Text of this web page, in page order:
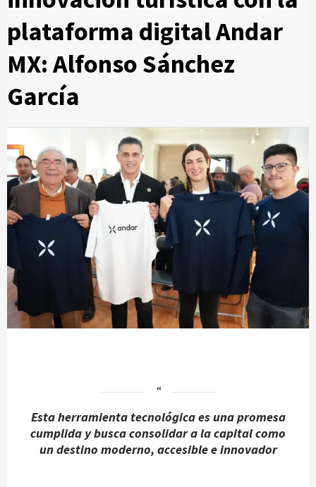
plataforma digital Andar
MX: Alfonso Sánchez
García
Esta herramienta tecnológica es una promesa
cumplida y busca consolidar a la capital como
un destino moderno, accesible e innovador